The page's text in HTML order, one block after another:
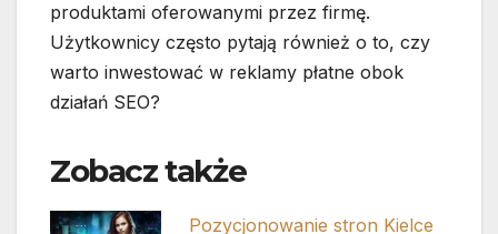
produktami oferowanymi przez firmę.
Użytkownicy często pytają również o to, czy
warto inwestować w reklamy płatne obok
działań SEO?
Zobacz także
Pozycjonowanie stron Kielce